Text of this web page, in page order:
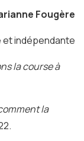
Fougère
et indépendante
la course à
la